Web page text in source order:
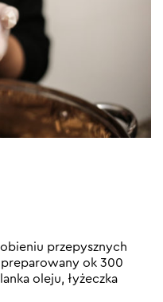
przepysznych
preparowany ok 300
oleju, łyżeczka